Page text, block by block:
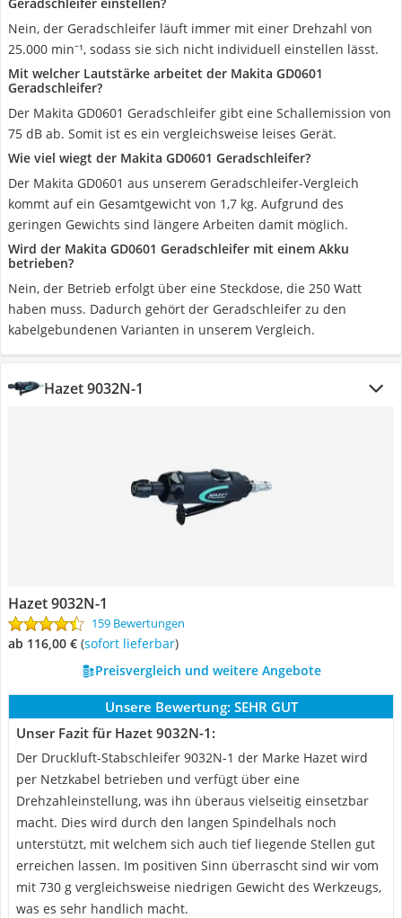
Nein, der Geradschleifer läuft immer mit einer Drehzahl von
25.000 min⁻¹, sodass sie sich nicht individuell einstellen lässt.
Mit welcher Lautstärke arbeitet der Makita GD0601
Geradschleifer?
Der Makita GD0601 Geradschleifer gibt eine Schallemission von
75 dB ab. Somit ist es ein vergleichsweise leises Gerät.
Wie viel wiegt der Makita GD0601 Geradschleifer?
Der Makita GD0601 aus unserem Geradschleifer-Vergleich
kommt auf ein Gesamtgewicht von 1,7 kg. Aufgrund des
geringen Gewichts sind längere Arbeiten damit möglich.
Wird der Makita GD0601 Geradschleifer mit einem Akku
betrieben?
Nein, der Betrieb erfolgt über eine Steckdose, die 250 Watt
haben muss. Dadurch gehört der Geradschleifer zu den
kabelgebundenen Varianten in unserem Vergleich.
Hazet 9032N-1
Hazet 9032N-1
159 Bewertungen
ab 116,00 € ( Sofort lieferbar)
Preisvergleich und weitere Angebote
Unsere Bewertung: SEHR GUT
Unser Fazit für Hazet 9032N-1:
Der Druckluft-Stabschleifer 9032N-1 der Marke Hazet wird
per Netzkabel betrieben und verfügt über eine
Drehzahleinstellung, was ihn überaus vielseitig einsetzbar
macht. Dies wird durch den langen Spindelhals noch
unterstützt, mit welchem sich auch tief liegende Stellen gut
erreichen lassen. Im positiven Sinn überrascht sind wir vom
mit 730 g vergleichsweise niedrigen Gewicht des Werkzeugs,
was es sehr handlich macht.